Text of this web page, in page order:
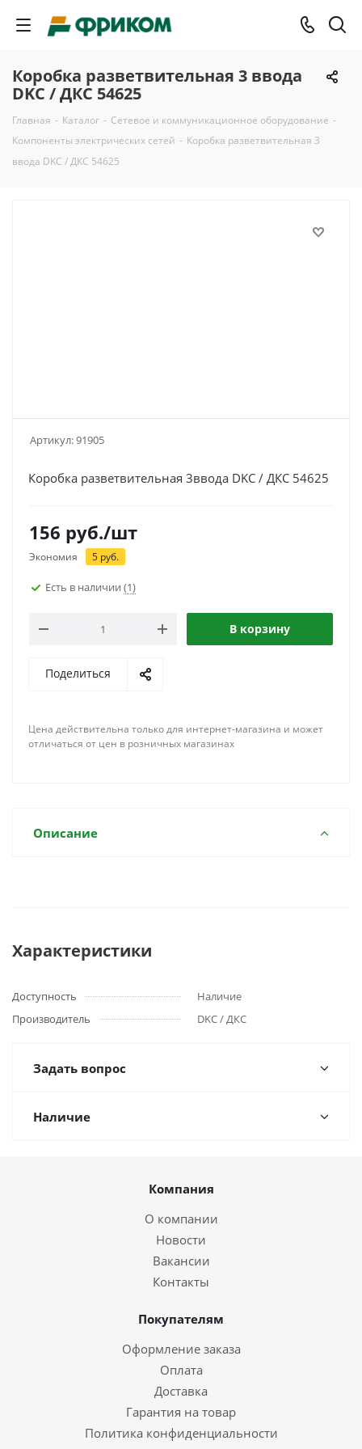
Коробка разветвительная 3 ввода
DKC / ДКС 54625
Главная - Каталог - Сетевое и коммуникационное оборудование -
Компоненты электрических сетей - Коробка разветвительная 3
ввода DKC / ДКС 54625
Артикул:91905
Коробка разветвительная 3ввода DKC / ДКС 54625
156 руб./шт
Экономия 5 руб.
Есть в наличии (1)
В корзину
Поделиться
Цена действительна только для интернет-магазина и может
отличаться от цен в розничных магазинах
Описание
Характеристики
Доступность
Наличие
Производитель
DKC / ДКС
Задать вопрос
Наличие
Компания
О компании
Новости
Вакансии
Контакты
Покупателям
Оформление заказа
Оплата
Доставка
Гарантия на товар
Политика конфиденциальности